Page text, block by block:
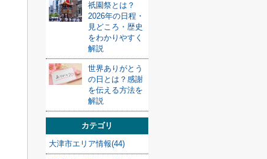
祇園祭とは？
2026年の日程・
見どころ・歴史
をわかりやすく
解説
世界ありがとう
の日とは？感謝
を伝える方法を
解説
カテゴリ
大津市エリア情報(44)